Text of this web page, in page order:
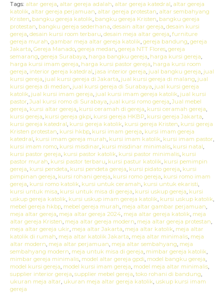
Tags: altar gereja, altar gereja adalah, altar gereja katedral, altar gereja
katolik, altar gereja perjamuan, altar gereja protestan, altar sembahyang
Kristen, bangku gereja katolik, bangku gereja Kristen, bangku gereja
protestan, bangku gereja sederhana, desain altar gereja, desain kursi
gereja, desain kursi room terbaru, desain meja altar gereja, furniture
gereja murah, gambar meja altar gereja katolik, gereja bandung, gereja
Jakarta, Gereja Manado, gereja medan, gereja NTT Flores, gereja
semarang, gereja Surabaya, harga bangku gereja, harga kursi gereja,
harga kursi imam gereja, harga kursi pastor gereja, harga kursi room
gereja, interior gereja katedral, jasa interior gereja, jual bangku gereja, jual
kursi gereja, jual kursi gereja di Jakarta, jual kursi gereja di malang, jual
kursi gereja di medan, jual kursi gereja di Surabaya, jual kursi gereja
katolik, jual kursi imam gereja, jual kursi imam gereja katolik, jual kursi
pastor,Jual kursi romo di Surabaya, jual kursi romo gereja,Jual mebel
gereja, kursi altar gereja, kursi ceramah di gereja, kursi ceramah gereja,
kursi gereja, kursi gereja gkpi, kursi gereja HKBP, kursi gereja Jakarta,
kursi gereja katedral, kursi gereja katolik, kursi gereja Kristen, kursi gereja
Kristen protestan, kursi hkbp, kursi imam gereja, kursi imam gereja
katedral, kursi imam gereja murah, kursi imam katolik, kursi imam pastor,
kursi imam romo, kursi misdinar, kursi misdinar minimalis, kursi natal,
kursi pastor gereja, kursi pastor katolik, kursi pastor minimalis, kursi
pastor murah, kursi pastor terbaru, kursi pastur katolik, kursi pemimpin
gereja, kursi pendeta, kursi pendeta gereja, kursi pidato gereja, kursi
pimpinan gereja, kursi rohani gereja, kursi romo gereja, kursi romo imam
gereja, kursi romo katolik, kursi untuk ceramah, kursi untuk ekaristi,
kursi untuk misa, kursi untuk misa di gereja, kursi uskup gereja, kursi
uskup gereja katolik, kursi uskup imam gereja katolik, kursi uskup katolik,
mebel gereja hkbp, mebel gereja murah, meja altar gambar perjamuan,
meja altar gereja, meja altar gereja 2024, meja altar gereja katolik, meja
altar gereja Kristen, meja altar gereja modern, meja altar gereja protestan,
meja altar gereja ukir, meja altar Jakarta, meja altar katolik, meja altar
katolik di rumah, meja altar katolik Jakarta, meja altar minimalis, meja
altar modern, meja altar perjamuan, meja altar sembahyang, meja
sembahyang modern, meja untuk misa di gereja, mimbar gereja katolik,
mimbar gereja minimalis, model altar gereja gpdi, model bangku gereja,
model kursi gereja, model kursi imam gereja, model meja altar minimalis,
supplier interior gereja, supplier mebel gereja, toko rohani di bandung,
ukuran meja altar, ukuran meja altar gereja katolik, uskup kursi imam
gereja